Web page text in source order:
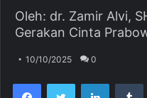
Oleh: dr. Zamir Alvi,
Gerakan Cinta
10/10/2025 0